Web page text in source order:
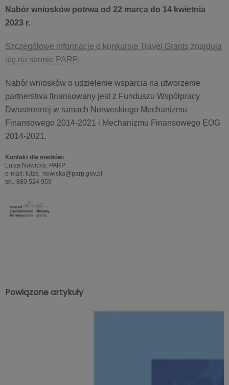
Nabór wniosków potrwa od 22 marca do 14 kwietnia
2023 r.
Szczegółowe informacje o konkursie Travel Grants znajdują
się na stronie PARP.
Nabór wniosków o udzielenie wsparcia na utworzenie
partnerstwa finansowany jest z Funduszu Współpracy
Dwustronnej w ramach Norweskiego Mechanizmu
Finansowego 2014-2021 i Mechanizmu Finansowego EOG
2014-2021.
Kontakt dla mediów:
Luiza Nowicka, PARP
e-mail: luiza_nowicka@parp.gov.pl
tel.: 880 524 959
Powiązane artykuły